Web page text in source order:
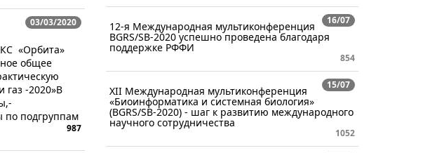
03/03/2020
«Орбита»
общее
газ -2020»В
по подгруппам
987
16/07
12-я Международная мультиконференция
BGRS/SB-2020 успешно проведена благодаря
поддержке РФФИ
854
15/07
XII Международная мультиконференция
«Биоинформатика и системная биология»
(BGRS/SB-2020) - шаг к развитию международного
научного сотрудничества
1052